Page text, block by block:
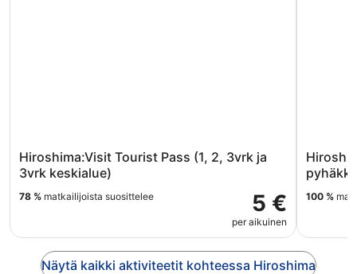
Hiroshima:Visit Tourist Pass (1, 2, 3vrk ja
3vrk keskialue)
5 €
per aikuinen
78 % matkailijoista suosittelee 100 %
Näytä kaikki aktiviteetit kohteessa Hiroshima